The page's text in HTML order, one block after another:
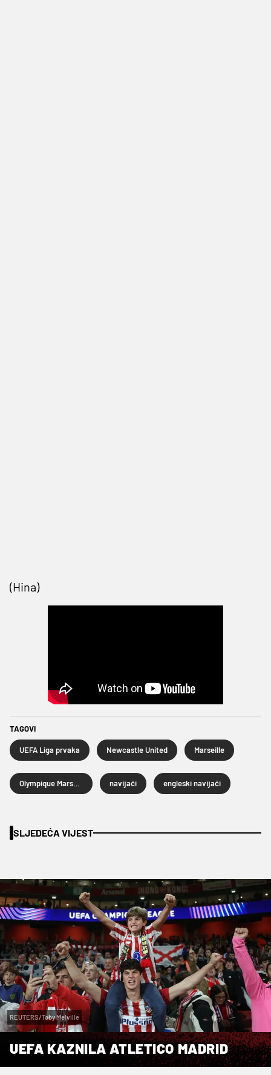
(Hina)
TAGOVI
UEFA Liga prvaka Newcastle United Marseille
navijači engleski navijači
SLJEDEĆA VIJEST
REUTERS/Toby Melville
UEFA KAZNILA ATLETICO MADRID